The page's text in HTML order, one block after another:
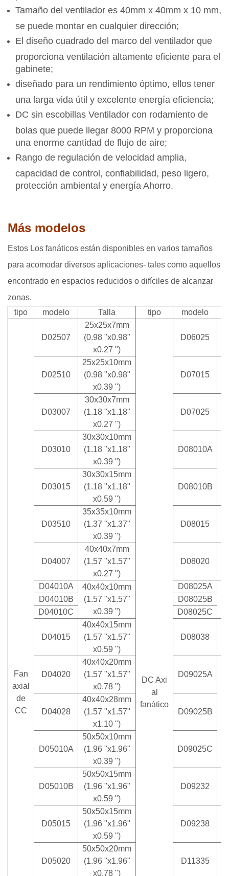
Tamaño del ventilador es 40mm x 40mm x 10 mm,
se puede montar en cualquier dirección;
El diseño cuadrado del marco del ventilador que
proporciona ventilación altamente eficiente para el
gabinete;
diseñado para un rendimiento óptimo, ellos tener
una larga vida útil y excelente energía eficiencia;
DC sin escobillas Ventilador con rodamiento de
bolas que puede llegar 8000 RPM y proporciona
una enorme cantidad de flujo de aire;
Rango de regulación de velocidad amplia,
capacidad de control, confiabilidad, peso ligero,
protección ambiental y energía Ahorro.
Más modelos
Estos Los fanáticos están disponibles en varios tamaños
para acomodar diversos aplicaciones- tales como aquellos
encontrado en espacios reducidos o difíciles de alcanzar
zonas.
tipo
modelo Talla tipo modelo
Fan
axial
de
CC
D02507
25x25x7mm
(0.98 "x0.98"
x0.27 ")
DC Axi
al
fanático
D06025
D02510
25x25x10mm
(0.98 "x0.98"
x0.39 ")
D07015
D03007
30x30x7mm
(1.18 "x1.18"
x0.27 ")
D07025
D03010
30x30x10mm
(1.18 "x1.18"
x0.39 ")
D08010A
D03015
30x30x15mm
(1.18 "x1.18"
x0.59 ")
D08010B
D03510
35x35x10mm
(1.37 "x1.37"
x0.39 ")
D08015
D04007
40x40x7mm
(1.57 "x1.57"
x0.27 ")
D08020
D04010A
40x40x10mm
(1.57 "x1.57"
x0.39 ")
D08025A
D04010B
D08025B
D04010C
D08025C
D04015
40x40x15mm
(1.57 "x1.57"
x0.59 ")
D08038
D04020
40x40x20mm
(1.57 "x1.57"
x0.78 ")
D09025A
D04028
40x40x28mm
(1.57 "x1.57"
x1.10 ")
D09025B
D05010A
50x50x10mm
(1.96 "x1.96"
x0.39 ")
D09025C
D05010B
50x50x15mm
(1.96 "x1.96"
x0.59 ")
D09232
D05015
50x50x15mm
(1.96 "x1.96"
x0.59 ")
D09238
D05020
50x50x20mm
(1.96 "x1.96"
x0.78 ")
D11335